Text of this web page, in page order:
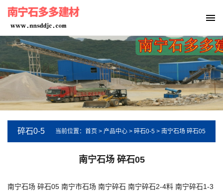
碎石0-5 当前位置： 首页 > 产品中心 > 碎石0-5 > 南宁石场 碎石05
南宁石场 碎石05
南宁石场 碎石05 南宁市石场 南宁碎石 南宁碎石2-4料 南宁碎石1-3